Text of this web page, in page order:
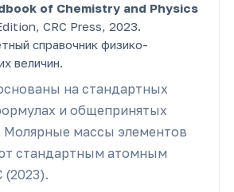
of Chemistry and Physics
CRC Press, 2023.
справочник физико-
величин.
на стандартных
и общепринятых
массы элементов
стандартным атомным
(2023).